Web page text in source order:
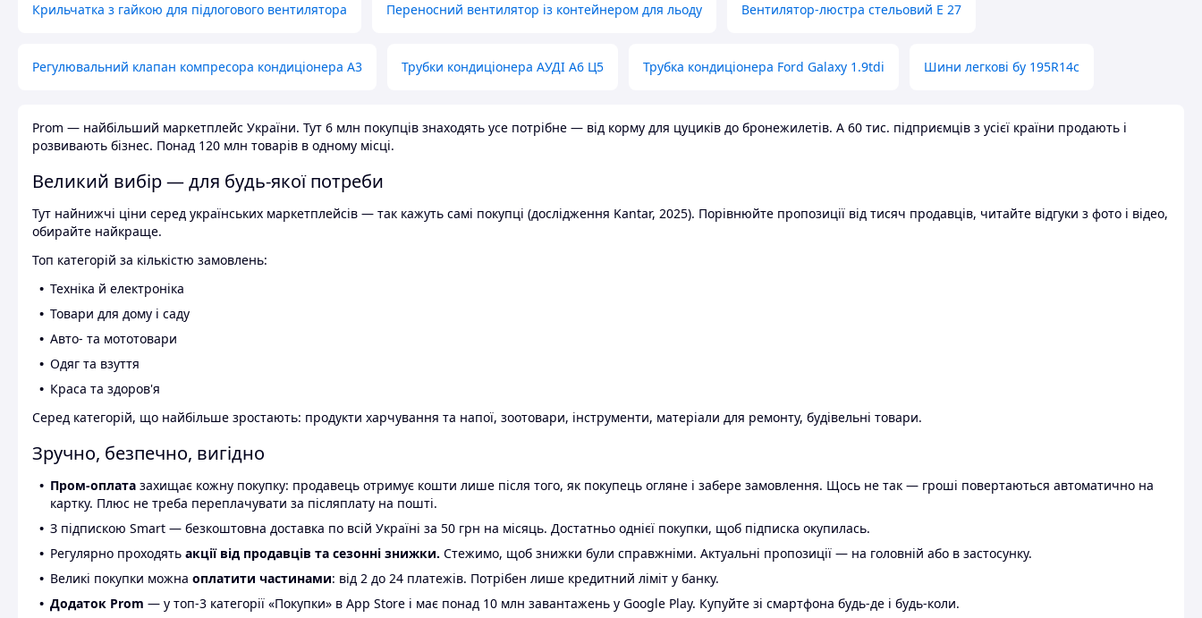
Крильчатка з гайкою для підлогового вентилятора Переносний вентилятор із контейнером для льоду Вентилятор-люстра стельовий E 27
Регулювальний клапан компресора кондиціонера А3 Трубки кондиціонера АУДІ А6 Ц5 Трубка кондиціонера Ford Galaxy 1.9tdi Шини легкові бу 195R14c
Prom — найбільший маркетплейс України. Тут 6 млн покупців знаходять усе потрібне — від корму для цуциків до бронежилетів. А 60 тис. підприємців з усієї країни продають і
розвивають бізнес. Понад 120 млн товарів в одному місці.
Великий вибір — для будь-якої потреби
Тут найнижчі ціни серед українських маркетплейсів — так кажуть самі покупці (дослідження Kantar, 2025). Порівнюйте пропозиції від тисяч продавців, читайте відгуки з фото і відео,
обирайте найкраще.
Топ категорій за кількістю замовлень:
Техніка й електроніка
Товари для дому і саду
Авто- та мототовари
Одяг та взуття
Краса та здоров'я
Серед категорій, що найбільше зростають: продукти харчування та напої, зоотовари, інструменти, матеріали для ремонту, будівельні товари.
Зручно, безпечно, вигідно
Пром-оплата захищає кожну покупку: продавець отримує кошти лише після того, як покупець огляне і забере замовлення. Щось не так — гроші повертаються автоматично на
картку. Плюс не треба переплачувати за післяплату на пошті.
З підпискою Smart — безкоштовна доставка по всій Україні за 50 грн на місяць. Достатньо однієї покупки, щоб підписка окупилась.
Регулярно проходять акції від продавців та сезонні знижки. Стежимо, щоб знижки були справжніми. Актуальні пропозиції — на головній або в застосунку.
Великі покупки можна оплатити частинами: від 2 до 24 платежів. Потрібен лише кредитний ліміт у банку.
Додаток Prom — у топ-3 категорії «Покупки» в App Store і має понад 10 млн завантажень у Google Play. Купуйте зі смартфона будь-де і будь-коли.